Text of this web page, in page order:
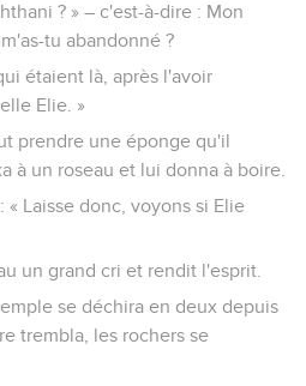
? » – c'est-à-dire : Mon
tu abandonné ?
étaient là, après l'avoir
Elie. »
prendre une éponge qu'il
à un roseau et lui donna à boire.
« Laisse donc, voyons si Elie
un grand cri et rendit l'esprit.
se déchira en deux depuis
trembla, les rochers se